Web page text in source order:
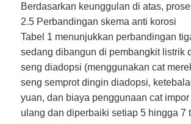
Berdasarkan keunggulan di atas,
2.5 Perbandingan skema anti korosi
Tabel 1 menunjukkan perbandingan
sedang dibangun di pembangkit listrik
seng diadopsi (menggunakan cat
seng semprot dingin diadopsi,
yuan, dan biaya penggunaan cat
ulang dan diperbaiki setiap 5 hingga